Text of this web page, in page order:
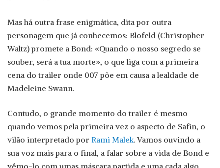
Mas há outra frase enigmática, dita por outra
personagem que já conhecemos: Blofeld (Christopher
Waltz) promete a Bond: «Quando o nosso segredo se
souber, será a tua morte», o que liga com a primeira
cena do trailer onde 007 põe em causa a lealdade de
Madeleine Swann.
Contudo, o grande momento do trailer é mesmo
quando vemos pela primeira vez o aspecto de Safin, o
vilão interpretado por Rami Malek. Vamos ouvindo a
sua voz mais para o final, a falar sobre a vida de Bond e
vêmo-lo com umas máscara partida e uma cada algo